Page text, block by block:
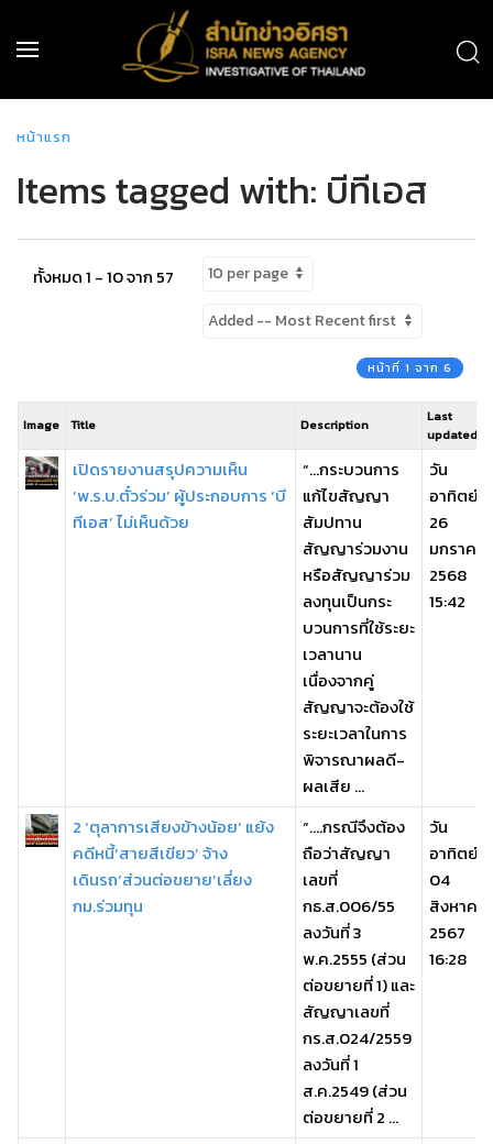
หน้าแรก
Items tagged with: บีทีเอส
ทั้งหมด 1 - 10 จาก 57
หน้าที่ 1 จาก 6
Image Title Description
Last
updated
เปิดรายงานสรุปความเห็น
‘พ.ร.บ.ตั๋วร่วม’ ผู้ประกอบการ ‘บี
ทีเอส’ ไม่เห็นด้วย
“…กระบวนการ
แก้ไขสัญญา
สัมปทาน
สัญญาร่วมงาน
หรือสัญญาร่วม
ลงทุนเป็นกระ
บวนการที่ใช้ระยะ
เวลานาน
เนื่องจากคู่
สัญญาจะต้องใช้
ระยะเวลาในการ
พิจารณาผลดี-
ผลเสีย ...
วัน
อาทิตย์,
26
มกราคม
2568
15:42
2 ‘ตุลาการเสียงข้างน้อย’ แย้ง
คดีหนี้‘สายสีเขียว’ จ้าง
เดินรถ‘ส่วนต่อขยาย’เลี่ยง
กม.ร่วมทุน
“….กรณีจึงต้อง
ถือว่าสัญญา
เลขที่
กธ.ส.006/55
ลงวันที่ 3
พ.ค.2555 (ส่วน
ต่อขยายที่ 1) และ
สัญญาเลขที่
กร.ส.024/2559
ลงวันที่ 1
ส.ค.2549 (ส่วน
ต่อขยายที่ 2 ...
วัน
อาทิตย์,
04
สิงหาคม
2567
16:28